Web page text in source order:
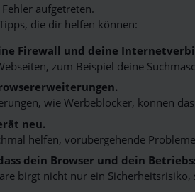
aufgetreten.
die dir helfen können:
Firewall und deine
zum Beispiel deine
wie Werbeblocker, können
neu.
helfen, vorübergehende
dein Browser und dein
birgt nicht nur ein